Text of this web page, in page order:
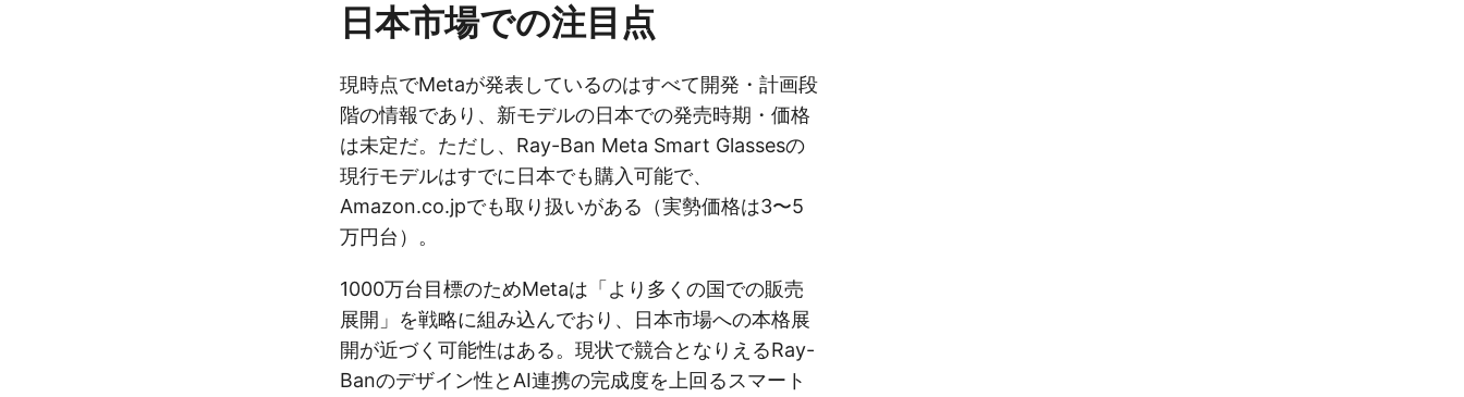
日本市場での注目点
現時点でMetaが発表しているのはすべて開発・計画段
階の情報であり、新モデルの日本での発売時期・価格
は未定だ。ただし、Ray-Ban Meta Smart Glassesの
現行モデルはすでに日本でも購入可能で、
Amazon.co.jpでも取り扱いがある（実勢価格は3〜5
万円台）。
1000万台目標のためMetaは「より多くの国での販売
展開」を戦略に組み込んでおり、日本市場への本格展
開が近づく可能性はある。現状で競合となりえるRay-
Banのデザイン性とAI連携の完成度を上回るスマート